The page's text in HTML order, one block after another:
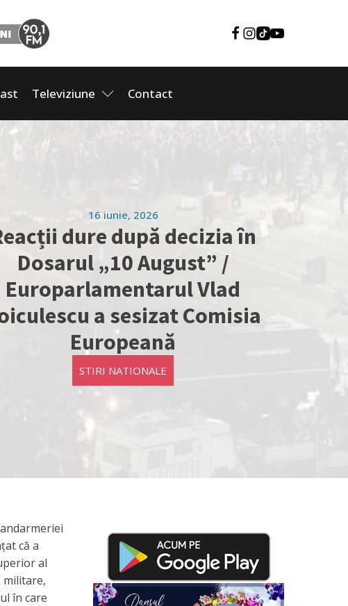
Televiziune Contact
16 iunie, 2026
dure după decizia în
Dosarul „10 August” /
Europarlamentarul Vlad
a sesizat Comisia
Europeană
STIRI NATIONALE
că a
al
militare,
în care